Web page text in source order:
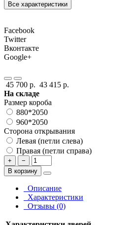
Все характеристики
Facebook
Twitter
Вконтакте
Google+
45 700 р. 43 415 р.
На складе
Размер короба
880*2050
960*2050
Сторона открывания
Левая (петли слева)
Правая (петли справа)
+
−
В корзину
Описание
Характеристики
Отзывы (0)